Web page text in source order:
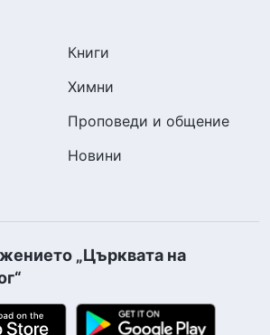
Книги
Химни
Проповеди и общение
Новини
„Църквата на